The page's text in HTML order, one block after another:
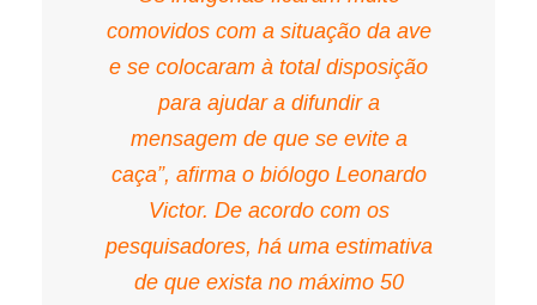
comovidos com a situação da ave
e se colocaram à total disposição
para ajudar a difundir a
mensagem de que se evite a
caça”, afirma o biólogo Leonardo
Victor. De acordo com os
pesquisadores, há uma estimativa
de que exista no máximo 50